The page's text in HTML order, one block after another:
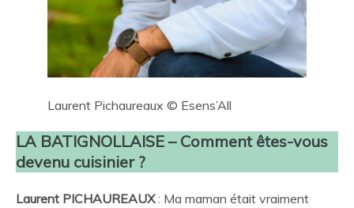
Laurent Pichaureaux © Esens’All
LA BATIGNOLLAISE – Comment êtes-vous
devenu cuisinier ?
Laurent PICHAUREAUX: Ma maman était vraiment